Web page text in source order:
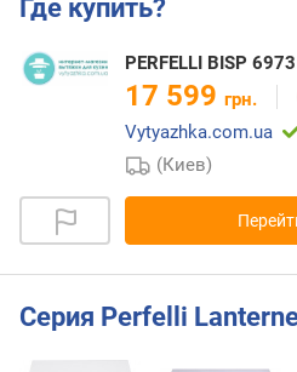
Где купить?
PERFELLI BISP
17 599 грн.
Vytyazhka.com.ua
(Киев)
Серия Perfelli